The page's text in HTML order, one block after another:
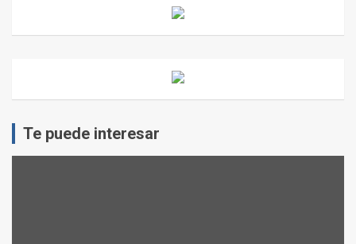
Te puede interesar